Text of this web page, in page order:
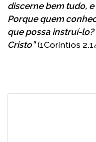
discerne bem tudo,
Porque quem
que possa instruí-
Cristo”(1Coríntios